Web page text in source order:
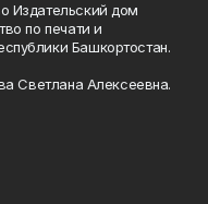
Издательский дом
по печати и
Башкортостан.
Светлана Алексеевна.